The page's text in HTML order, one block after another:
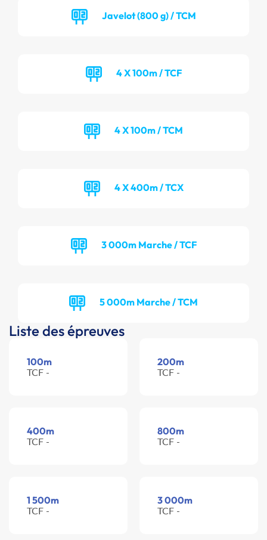
Javelot (800 g) / TCM
4 X 100m / TCF
4 X 100m / TCM
4 X 400m / TCX
3 000m Marche / TCF
5 000m Marche / TCM
Liste des épreuves
100m
TCF -
200m
TCF -
400m
TCF -
800m
TCF -
1 500m
TCF -
3 000m
TCF -